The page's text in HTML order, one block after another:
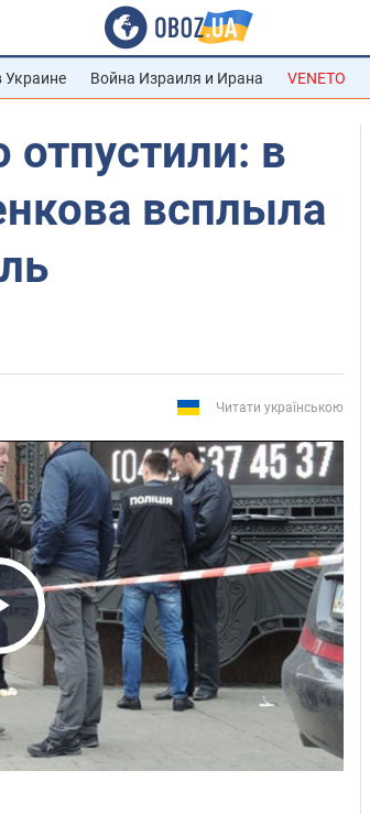
Украине Война Израиля и Ирана VENETO
в
всплыла
Читати українською
Video